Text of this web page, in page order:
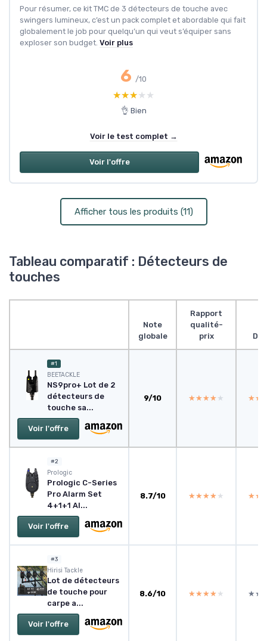
Pour résumer, ce kit TMC de 3 détecteurs de touche avec
swingers lumineux, c’est un pack complet et abordable qui fait
globalement le job pour quelqu’un qui veut s’équiper sans
exploser son budget. Voir plus
6 /10
★★★★★
★★★★★
👌 Bien
Voir le test complet →
Voir l'offre
Afficher tous les produits (11)
Tableau comparatif : Détecteurs de
touches
Note
globale
Rapport
qualité-
prix
#1
BEETACKLE
NS9pro+ Lot de 2
détecteurs de
touche sa...
Voir l'offre
9/10 ★★★★★
★★★★★
#2
‎Prologic
Prologic C-Series
Pro Alarm Set
4+1+1 Al...
Voir l'offre
8.7/10 ★★★★★
★★★★★
#3
‎Hirisi Tackle
Lot de détecteurs
de touche pour
carpe a...
Voir l'offre
8.6/10 ★★★★★
★★★★★